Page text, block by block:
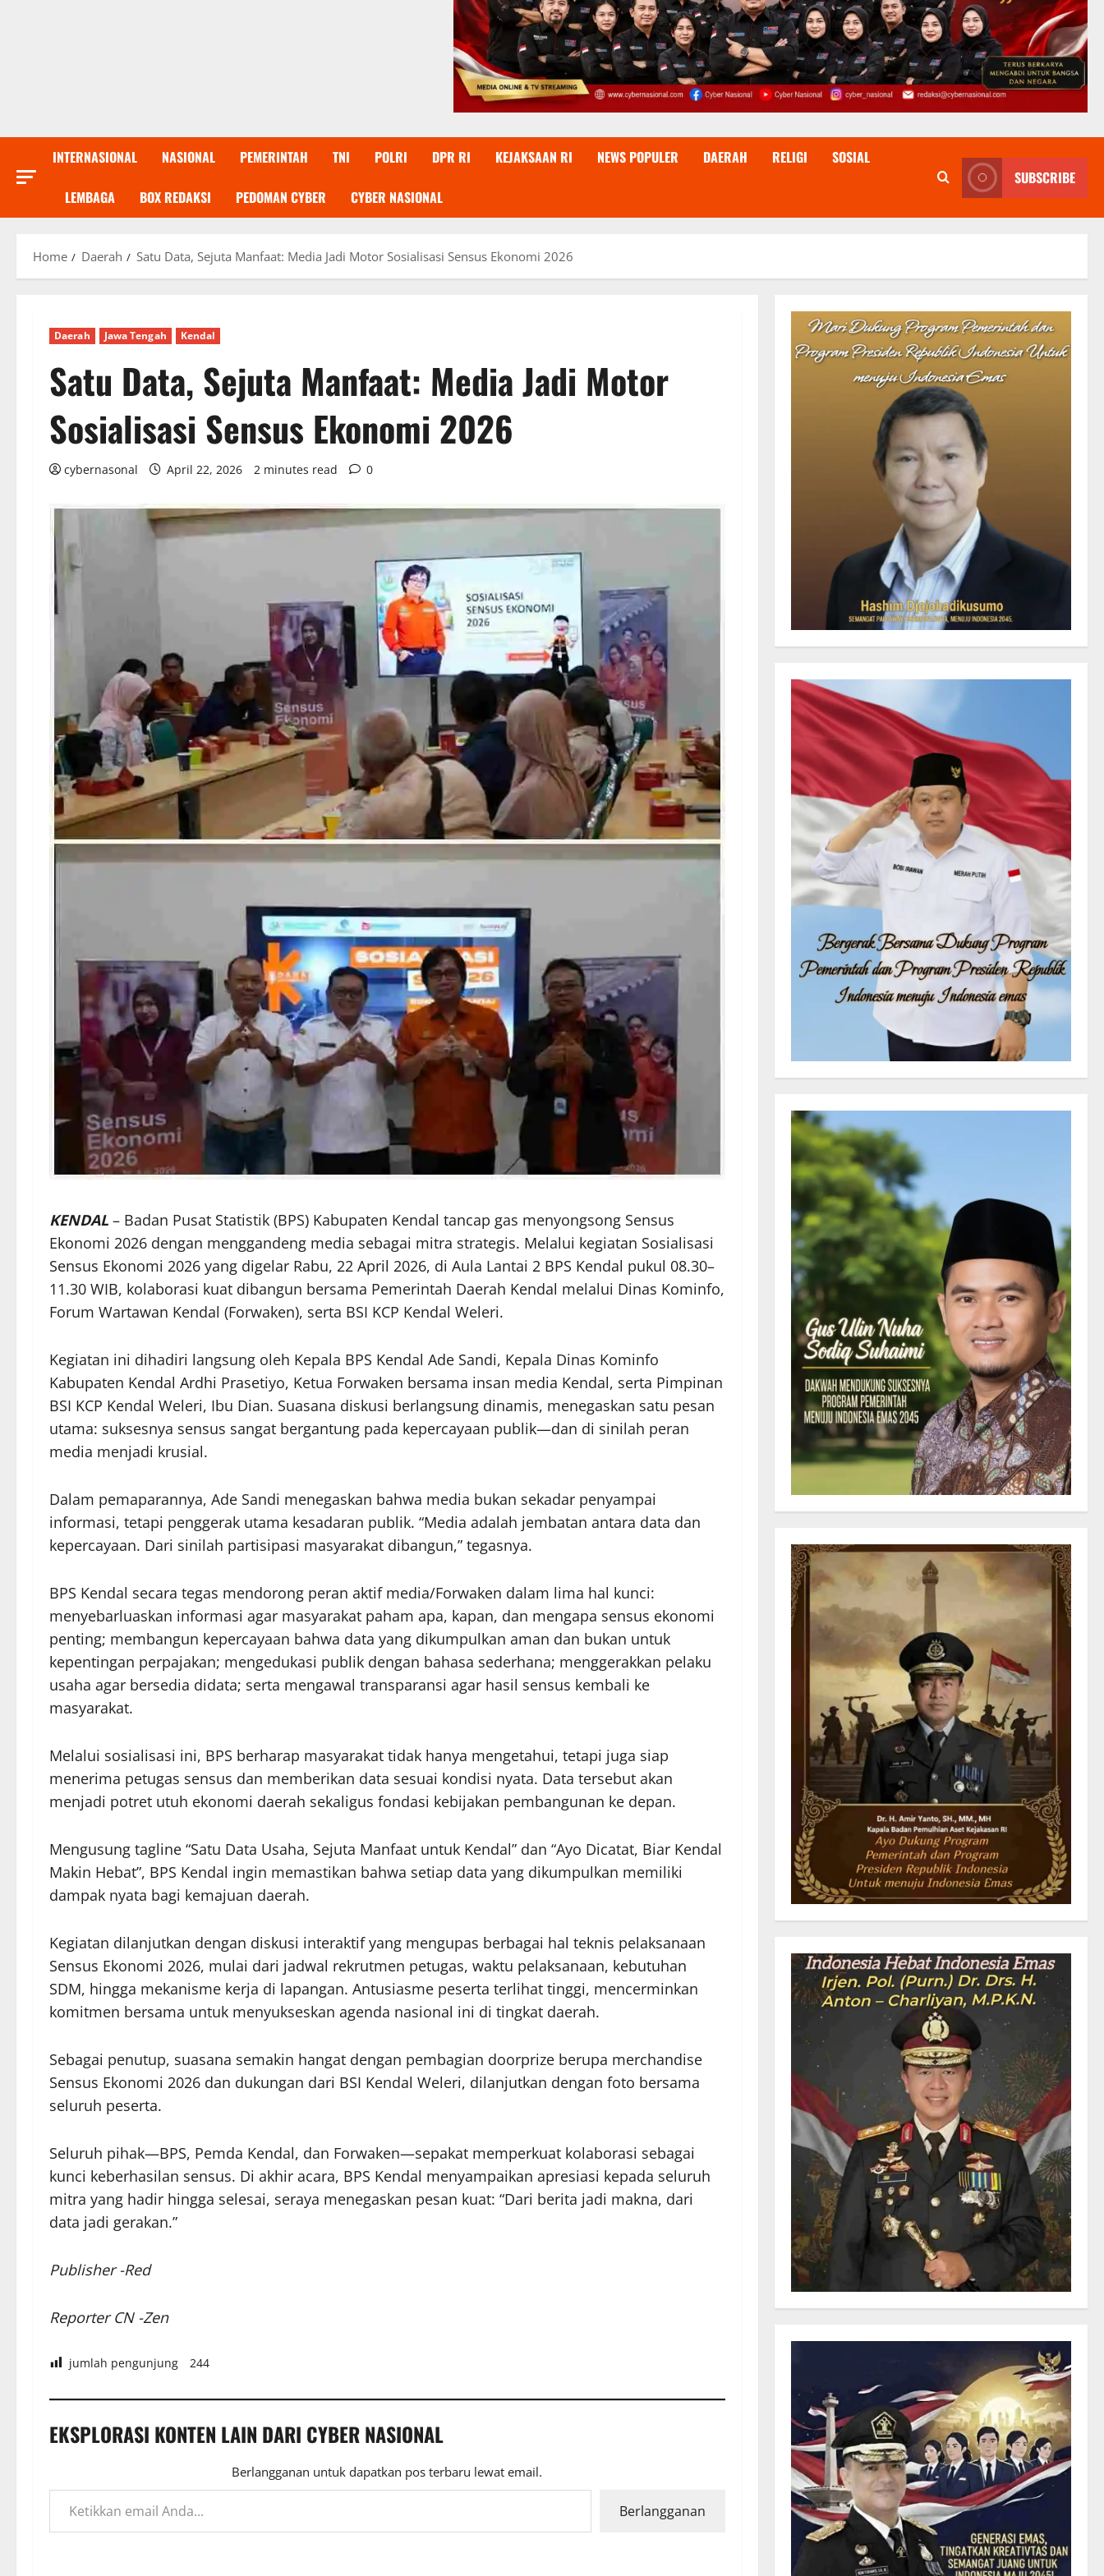
INTERNASIONAL NASIONAL PEMERINTAH TNI POLRI DPR RI KEJAKSAAN RI NEWS POPULER DAERAH RELIGI SOSIAL
LEMBAGA BOX REDAKSI PEDOMAN CYBER CYBER NASIONAL
SUBSCRIBE
Home Daerah Satu Data, Sejuta Manfaat: Media Jadi Motor Sosialisasi Sensus Ekonomi 2026
Daerah Jawa Tengah Kendal
Satu Data, Sejuta Manfaat: Media Jadi Motor
Sosialisasi Sensus Ekonomi 2026
cybernasonal April 22, 2026 2 minutes read 0
KENDAL – Badan Pusat Statistik (BPS) Kabupaten Kendal tancap gas menyongsong Sensus
Ekonomi 2026 dengan menggandeng media sebagai mitra strategis. Melalui kegiatan Sosialisasi
Sensus Ekonomi 2026 yang digelar Rabu, 22 April 2026, di Aula Lantai 2 BPS Kendal pukul 08.30–
11.30 WIB, kolaborasi kuat dibangun bersama Pemerintah Daerah Kendal melalui Dinas Kominfo,
Forum Wartawan Kendal (Forwaken), serta BSI KCP Kendal Weleri.
Kegiatan ini dihadiri langsung oleh Kepala BPS Kendal Ade Sandi, Kepala Dinas Kominfo
Kabupaten Kendal Ardhi Prasetiyo, Ketua Forwaken bersama insan media Kendal, serta Pimpinan
BSI KCP Kendal Weleri, Ibu Dian. Suasana diskusi berlangsung dinamis, menegaskan satu pesan
utama: suksesnya sensus sangat bergantung pada kepercayaan publik—dan di sinilah peran
media menjadi krusial.
Dalam pemaparannya, Ade Sandi menegaskan bahwa media bukan sekadar penyampai
informasi, tetapi penggerak utama kesadaran publik. “Media adalah jembatan antara data dan
kepercayaan. Dari sinilah partisipasi masyarakat dibangun,” tegasnya.
BPS Kendal secara tegas mendorong peran aktif media/Forwaken dalam lima hal kunci:
menyebarluaskan informasi agar masyarakat paham apa, kapan, dan mengapa sensus ekonomi
penting; membangun kepercayaan bahwa data yang dikumpulkan aman dan bukan untuk
kepentingan perpajakan; mengedukasi publik dengan bahasa sederhana; menggerakkan pelaku
usaha agar bersedia didata; serta mengawal transparansi agar hasil sensus kembali ke
masyarakat.
Melalui sosialisasi ini, BPS berharap masyarakat tidak hanya mengetahui, tetapi juga siap
menerima petugas sensus dan memberikan data sesuai kondisi nyata. Data tersebut akan
menjadi potret utuh ekonomi daerah sekaligus fondasi kebijakan pembangunan ke depan.
Mengusung tagline “Satu Data Usaha, Sejuta Manfaat untuk Kendal” dan “Ayo Dicatat, Biar Kendal
Makin Hebat”, BPS Kendal ingin memastikan bahwa setiap data yang dikumpulkan memiliki
dampak nyata bagi kemajuan daerah.
Kegiatan dilanjutkan dengan diskusi interaktif yang mengupas berbagai hal teknis pelaksanaan
Sensus Ekonomi 2026, mulai dari jadwal rekrutmen petugas, waktu pelaksanaan, kebutuhan
SDM, hingga mekanisme kerja di lapangan. Antusiasme peserta terlihat tinggi, mencerminkan
komitmen bersama untuk menyukseskan agenda nasional ini di tingkat daerah.
Sebagai penutup, suasana semakin hangat dengan pembagian doorprize berupa merchandise
Sensus Ekonomi 2026 dan dukungan dari BSI Kendal Weleri, dilanjutkan dengan foto bersama
seluruh peserta.
Seluruh pihak—BPS, Pemda Kendal, dan Forwaken—sepakat memperkuat kolaborasi sebagai
kunci keberhasilan sensus. Di akhir acara, BPS Kendal menyampaikan apresiasi kepada seluruh
mitra yang hadir hingga selesai, seraya menegaskan pesan kuat: “Dari berita jadi makna, dari
data jadi gerakan.”
Publisher -Red
Reporter CN -Zen
jumlah pengunjung 244
EKSPLORASI KONTEN LAIN DARI CYBER NASIONAL
Berlangganan untuk dapatkan pos terbaru lewat email.
Ketikkan email Anda...
Berlangganan